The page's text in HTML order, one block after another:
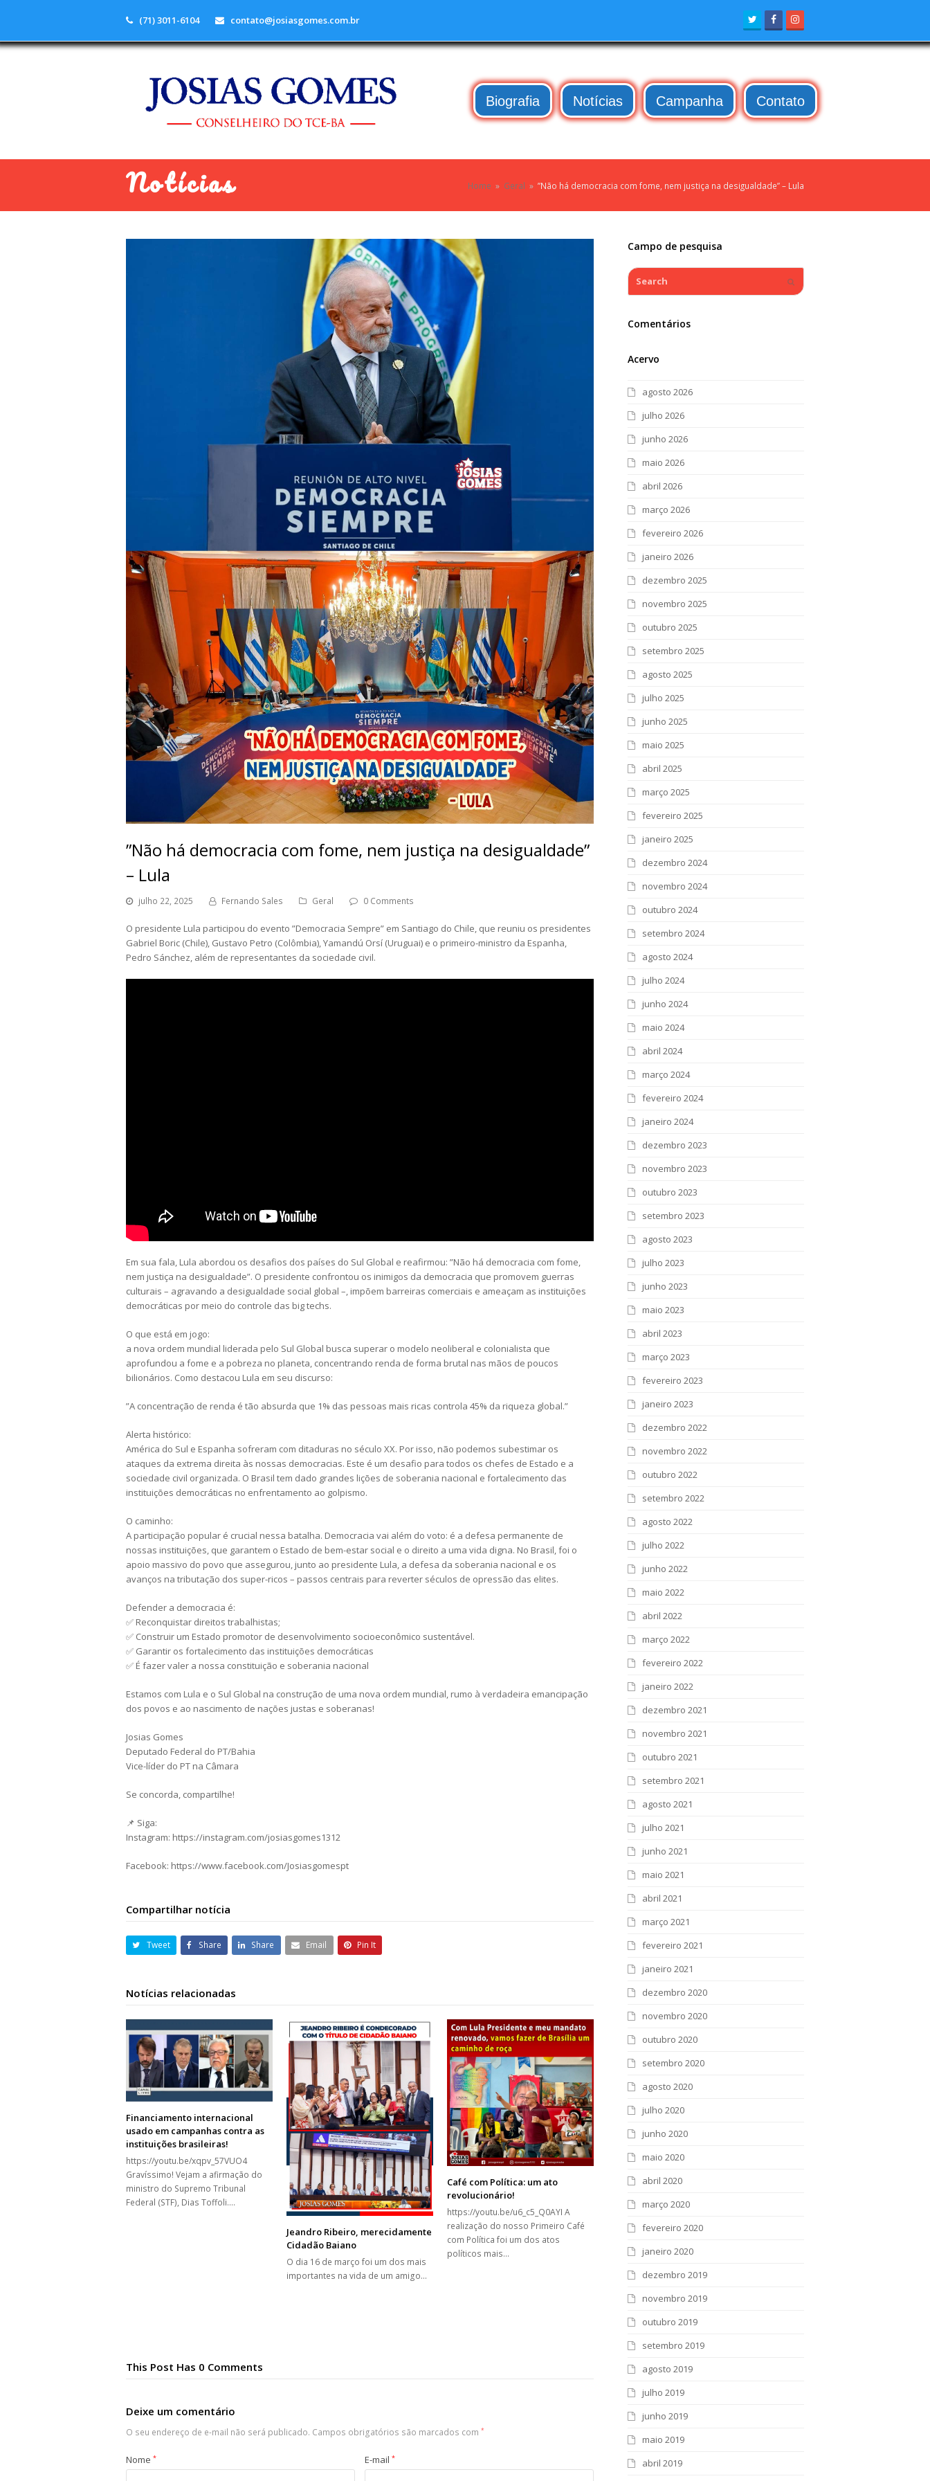
(71) 3011-6104 contato@josiasgomes.com.br TwitterFacebook
Biografia Notícias Campanha Contato
Notícias Home » Geral » ”Não há democracia com fome, nem justiça na desigualdade” – Lula
”Não há democracia com fome, nem justiça na desigualdade”
– Lula
julho 22, 2025 Fernando Sales Geral 0 Comments
O presidente Lula participou do evento ”Democracia Sempre” em Santiago do Chile, que reuniu os presidentes
Gabriel Boric (Chile), Gustavo Petro (Colômbia), Yamandú Orsí (Uruguai) e o primeiro-ministro da Espanha,
Pedro Sánchez, além de representantes da sociedade civil.
Em sua fala, Lula abordou os desafios dos países do Sul Global e reafirmou: ”Não há democracia com fome,
nem justiça na desigualdade”. O presidente confrontou os inimigos da democracia que promovem guerras
culturais – agravando a desigualdade social global –, impõem barreiras comerciais e ameaçam as instituições
democráticas por meio do controle das big techs.
O que está em jogo:
a nova ordem mundial liderada pelo Sul Global busca superar o modelo neoliberal e colonialista que
aprofundou a fome e a pobreza no planeta, concentrando renda de forma brutal nas mãos de poucos
bilionários. Como destacou Lula em seu discurso:
”A concentração de renda é tão absurda que 1% das pessoas mais ricas controla 45% da riqueza global.”
Alerta histórico:
América do Sul e Espanha sofreram com ditaduras no século XX. Por isso, não podemos subestimar os
ataques da extrema direita às nossas democracias. Este é um desafio para todos os chefes de Estado e a
sociedade civil organizada. O Brasil tem dado grandes lições de soberania nacional e fortalecimento das
instituições democráticas no enfrentamento ao golpismo.
O caminho:
A participação popular é crucial nessa batalha. Democracia vai além do voto: é a defesa permanente de
nossas instituições, que garantem o Estado de bem-estar social e o direito a uma vida digna. No Brasil, foi o
apoio massivo do povo que assegurou, junto ao presidente Lula, a defesa da soberania nacional e os
avanços na tributação dos super-ricos – passos centrais para reverter séculos de opressão das elites.
Defender a democracia é:
✅ Reconquistar direitos trabalhistas;
✅ Construir um Estado promotor de desenvolvimento socioeconômico sustentável.
✅ Garantir os fortalecimento das instituições democráticas
✅ É fazer valer a nossa constituição e soberania nacional
Estamos com Lula e o Sul Global na construção de uma nova ordem mundial, rumo à verdadeira emancipação
dos povos e ao nascimento de nações justas e soberanas!
Josias Gomes
Deputado Federal do PT/Bahia
Vice-líder do PT na Câmara
Se concorda, compartilhe!
📌 Siga:
Instagram: https://instagram.com/josiasgomes1312
Facebook: https://www.facebook.com/Josiasgomespt
Compartilhar notícia
Tweet Share Share Email Pin It
Notícias relacionadas
Financiamento internacional
usado em campanhas contra as
instituições brasileiras!
https://youtu.be/xqpv_57VUO4
Gravíssimo! Vejam a afirmação do
ministro do Supremo Tribunal
Federal (STF), Dias Toffoli.…
Jeandro Ribeiro, merecidamente
Cidadão Baiano
O dia 16 de março foi um dos mais
importantes na vida de um amigo…
Café com Política: um ato
revolucionário!
https://youtu.be/u6_c5_Q0AYI A
realização do nosso Primeiro Café
com Política foi um dos atos
políticos mais…
This Post Has 0 Comments
Deixe um comentário
O seu endereço de e-mail não será publicado. Campos obrigatórios são marcados com *
Nome * E-mail *
Campo de pesquisa
Search
Comentários
Acervo
agosto 2026
julho 2026
junho 2026
maio 2026
abril 2026
março 2026
fevereiro 2026
janeiro 2026
dezembro 2025
novembro 2025
outubro 2025
setembro 2025
agosto 2025
julho 2025
junho 2025
maio 2025
abril 2025
março 2025
fevereiro 2025
janeiro 2025
dezembro 2024
novembro 2024
outubro 2024
setembro 2024
agosto 2024
julho 2024
junho 2024
maio 2024
abril 2024
março 2024
fevereiro 2024
janeiro 2024
dezembro 2023
novembro 2023
outubro 2023
setembro 2023
agosto 2023
julho 2023
junho 2023
maio 2023
abril 2023
março 2023
fevereiro 2023
janeiro 2023
dezembro 2022
novembro 2022
outubro 2022
setembro 2022
agosto 2022
julho 2022
junho 2022
maio 2022
abril 2022
março 2022
fevereiro 2022
janeiro 2022
dezembro 2021
novembro 2021
outubro 2021
setembro 2021
agosto 2021
julho 2021
junho 2021
maio 2021
abril 2021
março 2021
fevereiro 2021
janeiro 2021
dezembro 2020
novembro 2020
outubro 2020
setembro 2020
agosto 2020
julho 2020
junho 2020
maio 2020
abril 2020
março 2020
fevereiro 2020
janeiro 2020
dezembro 2019
novembro 2019
outubro 2019
setembro 2019
agosto 2019
julho 2019
junho 2019
maio 2019
abril 2019